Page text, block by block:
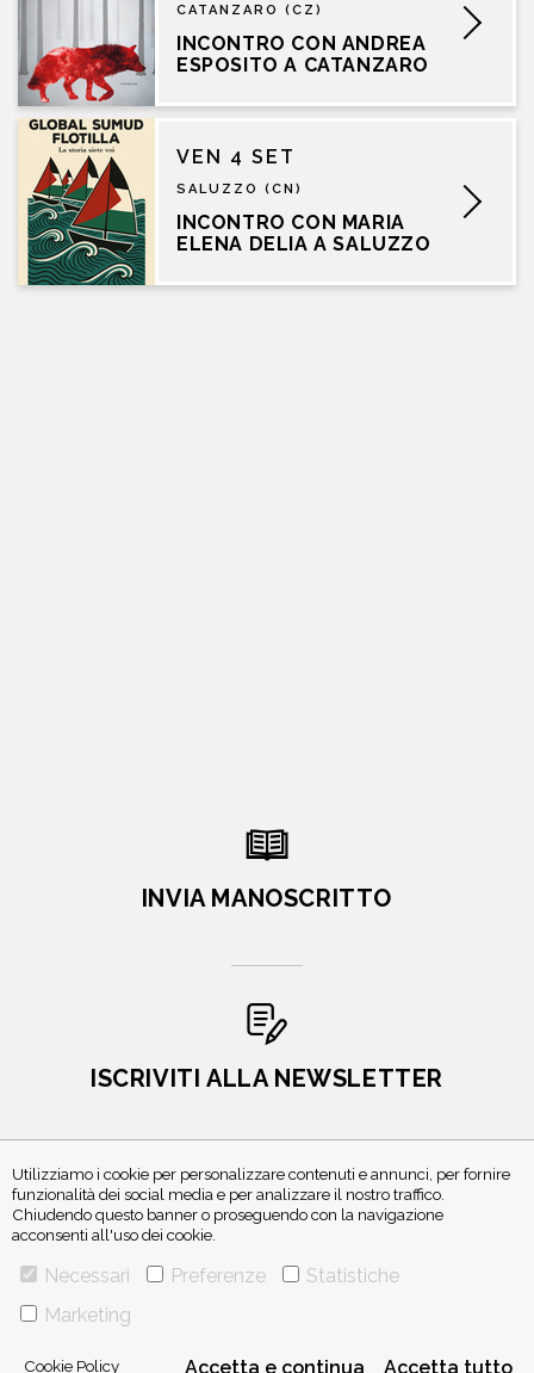
CATANZARO (CZ)
INCONTRO CON ANDREA
ESPOSITO A CATANZARO
VEN 4 SET
SALUZZO (CN)
INCONTRO CON MARIA
ELENA DELIA A SALUZZO
Utilizziamo i cookie per personalizzare contenuti e annunci, per fornire
funzionalità dei social media e per analizzare il nostro traffico.
Chiudendo questo banner o proseguendo con la navigazione
acconsenti all'uso dei cookie.
Necessari Preferenze
Statistiche
Marketing
Cookie Policy Accetta e continua Accetta tutto
INVIA MANOSCRITTO
ISCRIVITI ALLA NEWSLETTER
TELEFONO
0234597626 - FAX
0234597206